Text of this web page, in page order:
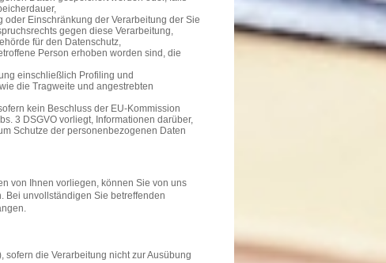
Einschränkung der Verarbeitung der Sie
gegen diese Verarbeitung,
für den Datenschutz,
Person erhoben worden sind, die
einschließlich Profiling und
die Tragweite und angestrebten
kein Beschluss der EU-Kommission
3 DSGVO vorliegt, Informationen darüber,
Schutze der personenbezogenen Daten
von Ihnen vorliegen, können Sie von uns
Bei unvollständigen Sie betreffenden
sofern die Verarbeitung nicht zur Ausübung